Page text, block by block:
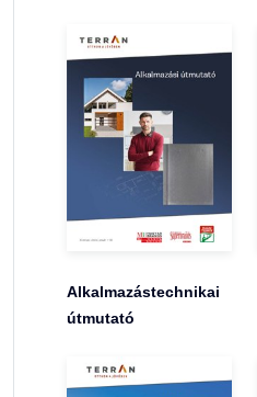
Alkalmazástechnikai
útmutató